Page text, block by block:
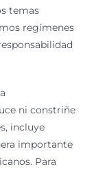
temas
regímenes
ni constriñe
incluye
importante
Para